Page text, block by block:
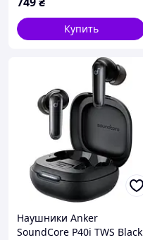
Купить
Наушники Anker
SoundCore P40i TWS Black